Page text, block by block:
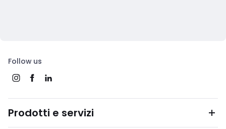
Follow us
Prodotti e servizi